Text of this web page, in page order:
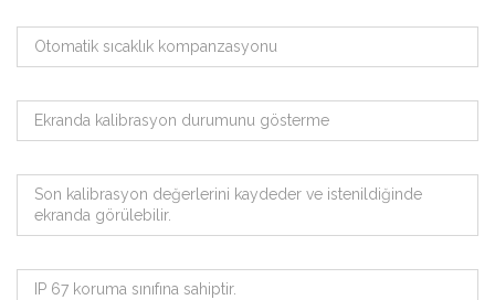
Otomatik sıcaklık kompanzasyonu
Ekranda kalibrasyon durumunu gösterme
Son kalibrasyon değerlerini kaydeder ve istenildiğinde
ekranda görülebilir.
IP 67 koruma sınıfına sahiptir.